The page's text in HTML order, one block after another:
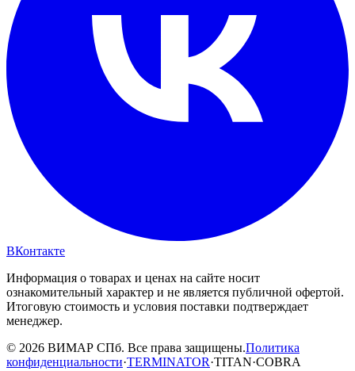
ВКонтакте
Информация о товарах и ценах на сайте носит
ознакомительный характер и не является публичной офертой.
Итоговую стоимость и условия поставки подтверждает
менеджер.
© 2026 ВИМАР СПб. Все права защищены.Политика
конфиденциальности·TERMINATOR·TITAN·COBRA